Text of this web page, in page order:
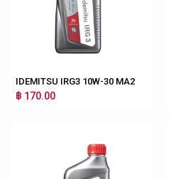
IDEMITSU IRG3 10W-30 MA2
฿ 170.00